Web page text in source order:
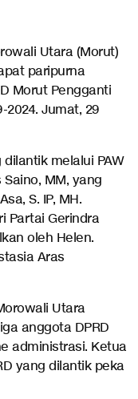
Utara (Morut)
paripurna
Morut Pengganti
2024. Jumat, 29
melalui PAW
MM, yang
S. IP, MH.
Partai Gerindra
oleh Helen.
Aras
Utara
anggota DPRD
administrasi. Ketua
yang dilantik peka